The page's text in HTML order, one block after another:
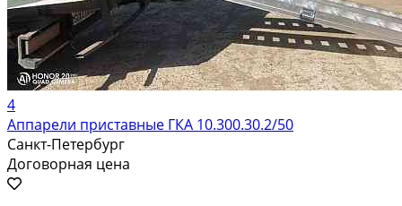
4
Аппарели приставные ГКА 10.300.30.2/50
Санкт-Петербург
Договорная цена